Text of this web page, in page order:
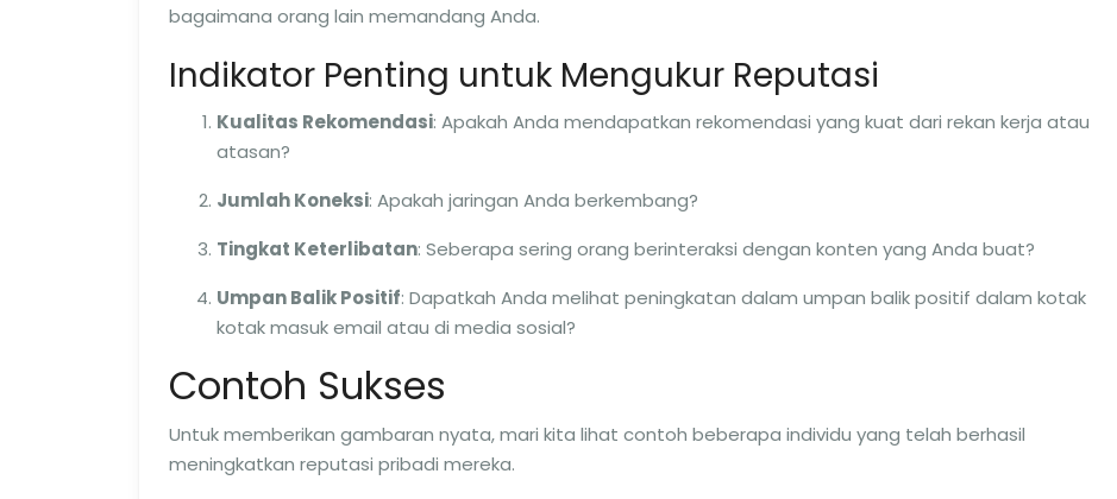
bagaimana orang lain memandang Anda.
Indikator Penting untuk Mengukur Reputasi
Kualitas Rekomendasi: Apakah Anda mendapatkan rekomendasi yang kuat dari rekan kerja atau
atasan?
Jumlah Koneksi: Apakah jaringan Anda berkembang?
Tingkat Keterlibatan: Seberapa sering orang berinteraksi dengan konten yang Anda buat?
Umpan Balik Positif: Dapatkah Anda melihat peningkatan dalam umpan balik positif dalam kotak
kotak masuk email atau di media sosial?
Contoh Sukses
Untuk memberikan gambaran nyata, mari kita lihat contoh beberapa individu yang telah berhasil
meningkatkan reputasi pribadi mereka.